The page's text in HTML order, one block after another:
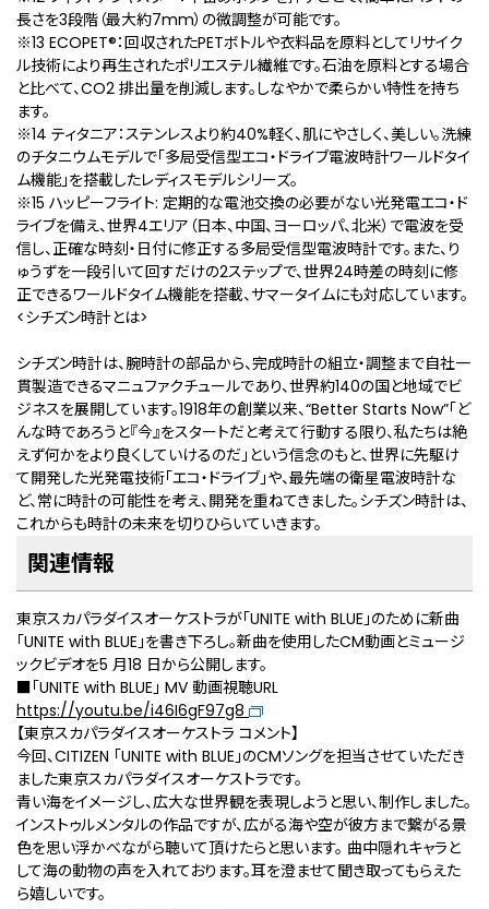
長さを3段階（最大約7mm）の微調整が可能です。
※13 ECOPET®：回収されたPETボトルや衣料品を原料としてリサイク
ル技術により再⽣されたポリエステル繊維です。石油を原料とする場合
と比べて、CO2 排出量を削減します。しなやかで柔らかい特性を持ち
ます。
※14 ティタニア：ステンレスより約40%軽く、肌にやさしく、美しい。洗練
のチタニウムモデルで「多局受信型エコ・ドライブ電波時計ワールドタイ
ム機能」を搭載したレディスモデルシリーズ。
※15 ハッピーフライト: 定期的な電池交換の必要がない光発電エコ・ド
ライブを備え、世界4エリア（日本、中国、ヨーロッパ、北米）で電波を受
信し、正確な時刻・日付に修正する多局受信型電波時計です。また、り
ゅうずを一段引いて回すだけの2ステップで、世界24時差の時刻に修
正できるワールドタイム機能を搭載、サマータイムにも対応しています。
<シチズン時計とは>
シチズン時計は、腕時計の部品から、完成時計の組立・調整まで自社一
貫製造できるマニュファクチュールであり、世界約140の国と地域でビ
ジネスを展開しています。1918年の創業以来、“Better Starts Now”「ど
んな時であろうと『今』をスタートだと考えて行動する限り、私たちは絶
えず何かをより良くしていけるのだ」という信念のもと、世界に先駆け
て開発した光発電技術「エコ・ドライブ」や、最先端の衛星電波時計な
ど、常に時計の可能性を考え、開発を重ねてきました。シチズン時計は、
これからも時計の未来を切りひらいていきます。
関連情報
東京スカパラダイスオーケストラが「UNITE with BLUE」のために新曲
「UNITE with BLUE」を書き下ろし。新曲を使用したCM動画とミュージ
ックビデオを5 月18 日から公開します。
■「UNITE with BLUE」 MV 動画視聴URL
https://youtu.be/i46I6gF97g8
【東京スカパラダイスオーケストラ コメント】
今回、CITIZEN 「UNITE with BLUE」のCMソングを担当させていただき
ました東京スカパラダイスオーケストラです。
青い海をイメージし、広大な世界観を表現しようと思い、制作しました。
インストゥルメンタルの作品ですが、広がる海や空が彼方まで繋がる景
色を思い浮かべながら聴いて頂けたらと思います。 曲中隠れキャラと
して海の動物の声を入れております。耳を澄ませて聞き取ってもらえた
ら嬉しいです。